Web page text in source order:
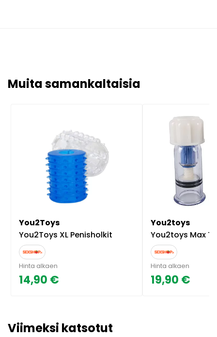
Muita samankaltaisia
You2Toys
You2Toys XL Penisholkit
Hinta alkaen
14,90 €
You2toys
You2toys Max
Hinta alkaen
19,90 €
Viimeksi katsotut